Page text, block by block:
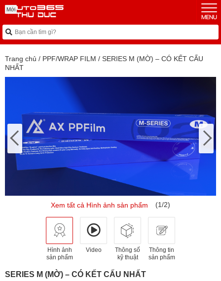
Trang chủ / PPF/WRAP FILM / SERIES M (MỜ) – CÓ KẾT CẤU
NHẤT
Xem tất cả Hình ảnh sản phẩm (1/2)
Hình ảnh
sản phẩm
Video
Thông số
kỹ thuật
Thông tin
sản phẩm
SERIES M (MỜ) – CÓ KẾT CẤU NHẤT
Mới
Mới